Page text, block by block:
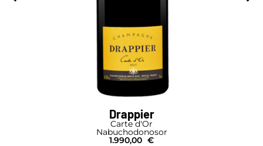
Drappier
Carte d'Or
Nabuchodonosor
1.990,00 €